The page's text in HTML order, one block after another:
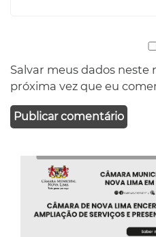
Salvar meus dados neste
próxima vez que eu